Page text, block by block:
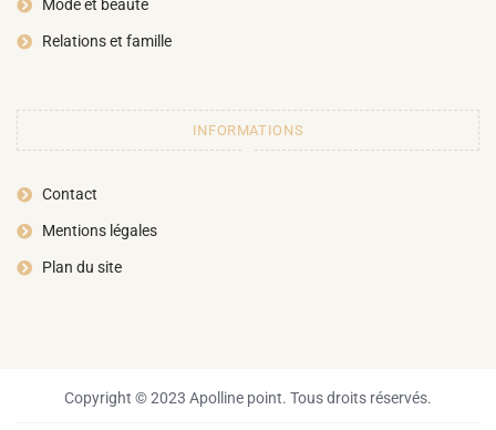
Mode et beauté
Relations et famille
INFORMATIONS
Contact
Mentions légales
Plan du site
Copyright © 2023 Apolline point. Tous droits réservés.